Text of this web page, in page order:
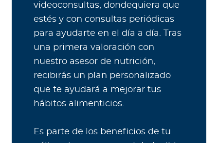
videoconsultas, dondequiera que
estés y con consultas periódicas
para ayudarte en el día a día. Tras
una primera valoración con
nuestro asesor de nutrición,
recibirás un plan personalizado
que te ayudará a mejorar tus
hábitos alimenticios.
Es parte de los beneficios de tu